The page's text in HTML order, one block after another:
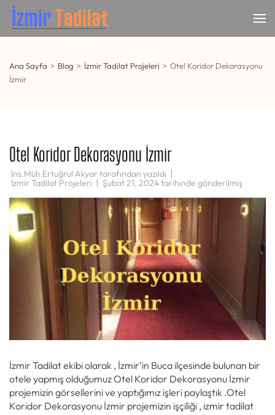
İçeriğe
basın)Ana Sayfa > Blog > İzmir Tadilat Projeleri > Otel Koridor Dekorasyonu
İzmir
Otel Koridor Dekorasyonu İzmir
İns.Müh Ertuğrul Akyar tarafından yazıldı
İzmir Tadilat Projeleri
Şubat 21, 2024tarihinde gönderilmiş
İzmir Tadilat ekibi olarak , İzmir’in Buca ilçesinde bulunan bir
otele yapmış olduğumuz Otel Koridor Dekorasyonu İzmir
projemizin görsellerini ve yaptığımız işleri paylaştık .Otel
Koridor Dekorasyonu İzmir projemizin işçiliği , izmir tadilat